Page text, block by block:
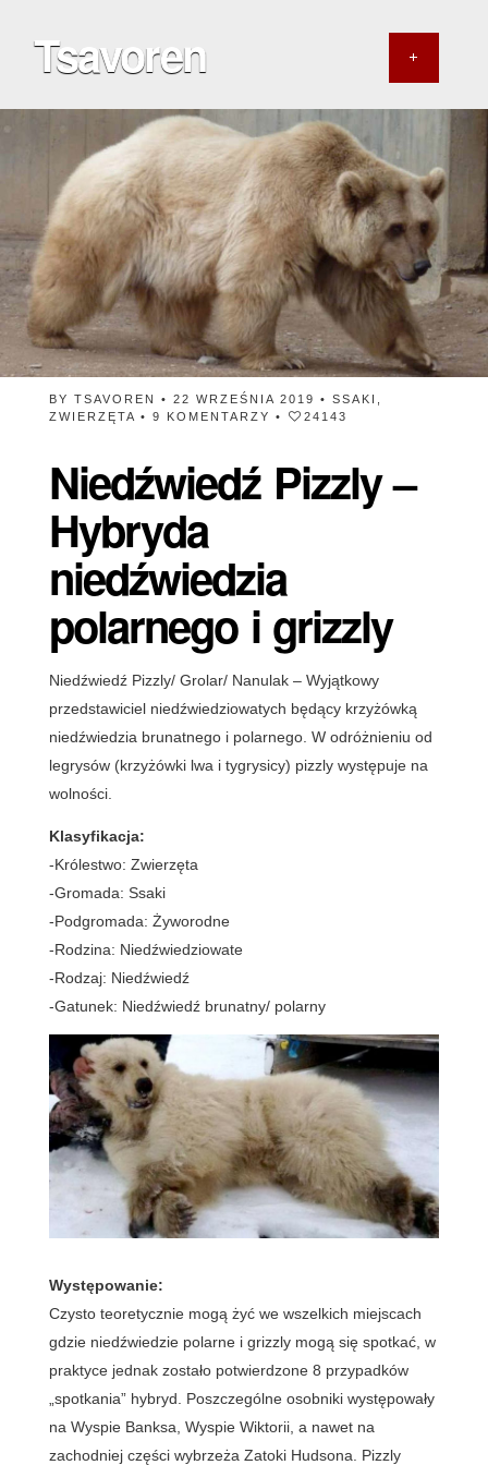
Tsavoren
BY TSAVOREN • 22 WRZEŚNIA 2019 • SSAKI
ZWIERZĘTA • 9 KOMENTARZY • 24143
Niedźwiedź Pizzly –
Hybryda
niedźwiedzia
polarnego i grizzly
Niedźwiedź Pizzly/ Grolar/ Nanulak – Wyjątkowy
przedstawiciel niedźwiedziowatych będący krzyżówką
niedźwiedzia brunatnego i polarnego. W odróżnieniu od
legrysów (krzyżówki lwa i tygrysicy) pizzly występuje na
wolności.
Klasyfikacja:
-Królestwo: Zwierzęta
-Gromada: Ssaki
-Podgromada: Żyworodne
-Rodzina: Niedźwiedziowate
-Rodzaj: Niedźwiedź
-Gatunek: Niedźwiedź brunatny/ polarny
Występowanie:
Czysto teoretycznie mogą żyć we wszelkich miejscach
gdzie niedźwiedzie polarne i grizzly mogą się spotkać, w
praktyce jednak zostało potwierdzone 8 przypadków
„spotkania” hybryd. Poszczególne osobniki występowały
na Wyspie Banksa, Wyspie Wiktorii, a nawet na
zachodniej części wybrzeża Zatoki Hudsona. Pizzly